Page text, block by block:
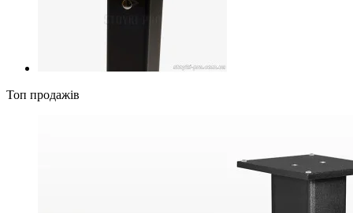
Топ продажів